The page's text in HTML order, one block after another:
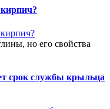
но его свойства
срок службы крыльца